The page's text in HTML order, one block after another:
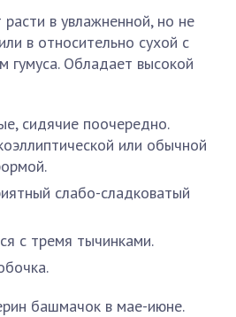
в увлажненной, но не
в относительно сухой с
Обладает высокой
сидячие поочередно.
или обычной
слабо-сладковатый
с тремя тычинками.
башмачок в мае-июне.